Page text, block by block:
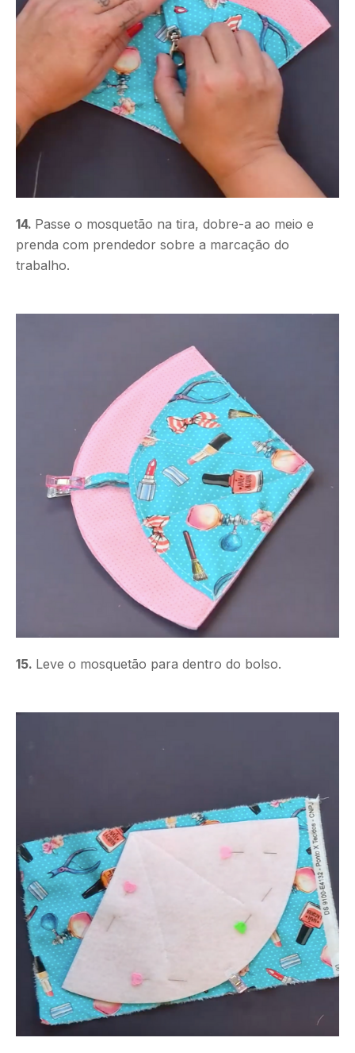
14. Passe o mosquetão na tira, dobre-a ao meio e
prenda com prendedor sobre a marcação do
trabalho.
15. Leve o mosquetão para dentro do bolso.